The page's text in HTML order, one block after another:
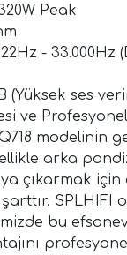
Peak
- 33.000Hz
(Yüksek ses
ve
modelinin
arka
çıkarmak için
SPLHIFI
bu